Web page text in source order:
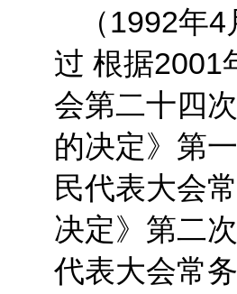
（1992年
过 根据2001
会第二十四
的决定》第
民代表大会
决定》第二
代表大会常